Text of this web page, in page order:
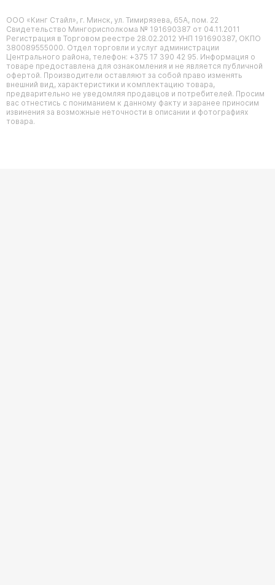
ООО «Кинг Стайл», г. Минск, ул. Тимирязева, 65А, пом. 22
Свидетельство Мингорисполкома № 191690387 от 04.11.2011
Регистрация в Торговом реестре 28.02.2012 УНП 191690387, ОКПО
380089555000. Отдел торговли и услуг администрации
Центрального района, телефон: +375 17 390 42 95. Информация о
товаре предоставлена для ознакомления и не является публичной
офертой. Производители оставляют за собой право изменять
внешний вид, характеристики и комплектацию товара,
предварительно не уведомляя продавцов и потребителей. Просим
вас отнестись с пониманием к данному факту и заранее приносим
извинения за возможные неточности в описании и фотографиях
товара.